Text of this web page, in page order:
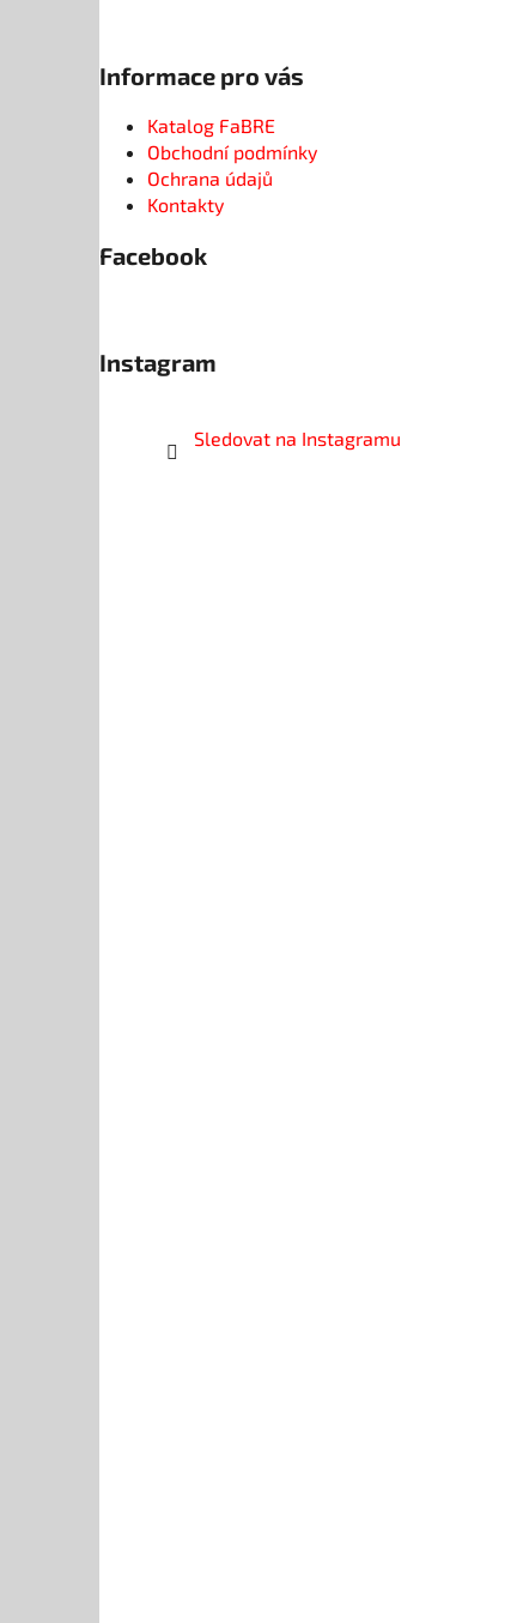
Informace pro vás
Katalog FaBRE
Obchodní podmínky
Ochrana údajů
Kontakty
Facebook
Instagram
Sledovat na Instagramu